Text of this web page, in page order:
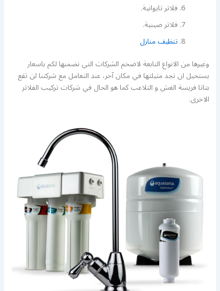
فلاتر تايوانية.
فلاتر صينية.
تنظيف منازل
وغيرها من الانواع التابعة لاضخم الشركات التي نضمنها لكم باسعار
يستحيل ان تجد مثيلتها في مكان آخر، عند التعامل مع شركتنا لن تقع
بتاتا فريسة الغش و التلاعب كما هو الحال في شركات تركيب الفلاتر
الاخرى.